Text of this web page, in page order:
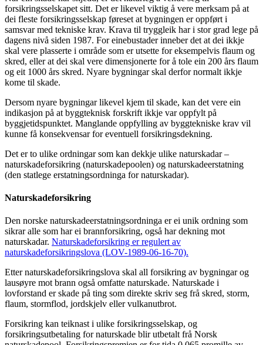
forsikringsselskapet sitt. Det er likevel viktig å vere merksam på at
dei fleste forsikringsselskap føreset at bygningen er oppført i
samsvar med tekniske krav. Krava til tryggleik har i stor grad lege på
dagens nivå siden 1987. For einebustader inneber det at dei ikkje
skal vere plasserte i område som er utsette for eksempelvis flaum og
skred, eller at dei skal vere dimensjonerte for å tole ein 200 års flaum
og eit 1000 års skred. Nyare bygningar skal derfor normalt ikkje
kome til skade.
Dersom nyare bygningar likevel kjem til skade, kan det vere ein
indikasjon på at byggteknisk forskrift ikkje var oppfylt på
byggjetidspunktet. Manglande oppfylling av byggtekniske krav vil
kunne få konsekvensar for eventuell forsikringsdekning.
Det er to ulike ordningar som kan dekkje ulike naturskadar –
naturskadeforsikring (naturskadepoolen) og naturskadeerstatning
(den statlege erstatningsordninga for naturskadar).
Naturskadeforsikring
Den norske naturskadeerstatningsordninga er ei unik ordning som
sikrar alle som har ei brannforsikring, også har dekning mot
naturskadar. Naturskadeforsikring er regulert av
naturskadeforsikringslova (LOV-1989-06-16-70).
Etter naturskadeforsikringslova skal all forsikring av bygningar og
lausøyre mot brann også omfatte naturskade. Naturskade i
lovforstand er skade på ting som direkte skriv seg frå skred, storm,
flaum, stormflod, jordskjelv eller vulkanutbrot.
Forsikring kan teiknast i ulike forsikringsselskap, og
forsikringsutbetaling for naturskade blir utbetalt frå Norsk